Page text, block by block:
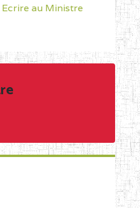
Ecrire au Ministre